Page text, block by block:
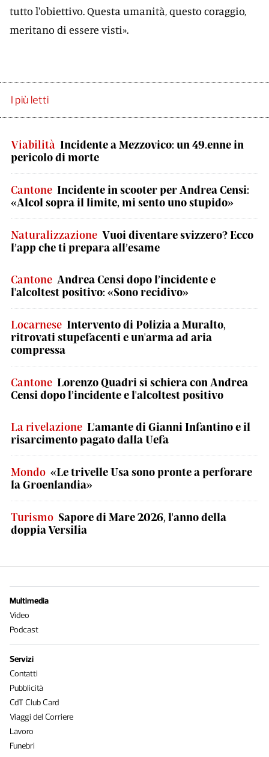
tutto l'obiettivo. Questa umanità, questo coraggio,
meritano di essere visti».
I più letti
Viabilità Incidente a Mezzovico: un 49.enne in
pericolo di morte
Cantone Incidente in scooter per Andrea Censi:
«Alcol sopra il limite, mi sento uno stupido»
Naturalizzazione Vuoi diventare svizzero? Ecco
l’app che ti prepara all’esame
Cantone Andrea Censi dopo l’incidente e
l'alcoltest positivo: «Sono recidivo»
Locarnese Intervento di Polizia a Muralto,
ritrovati stupefacenti e un'arma ad aria
compressa
Cantone Lorenzo Quadri si schiera con Andrea
Censi dopo l’incidente e l'alcoltest positivo
La rivelazione L'amante di Gianni Infantino e il
risarcimento pagato dalla Uefa
Mondo «Le trivelle Usa sono pronte a perforare
la Groenlandia»
Turismo Sapore di Mare 2026, l'anno della
doppia Versilia
Multimedia
Video
Podcast
Servizi
Contatti
Pubblicità
CdT Club Card
Viaggi del Corriere
Lavoro
Funebri